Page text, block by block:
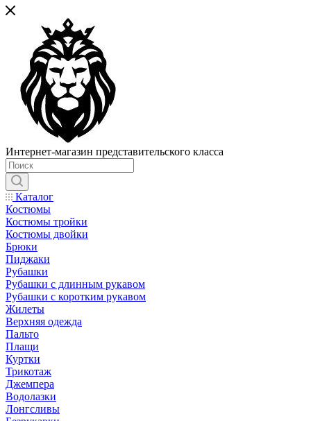
Интернет-магазин представительского класса
Каталог
Костюмы
Костюмы тройки
Костюмы двойки
Брюки
Пиджаки
Рубашки
Рубашки с длинным рукавом
Рубашки с коротким рукавом
Жилеты
Верхняя одежда
Пальто
Плащи
Куртки
Трикотаж
Джемпера
Водолазки
Лонгсливы